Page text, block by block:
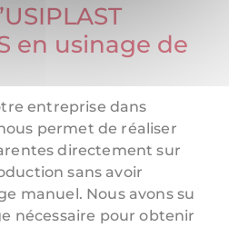
en usinage de
entreprise dans
permet de réaliser
directement sur
sans avoir
manuel. Nous avons su
nécessaire pour obtenir